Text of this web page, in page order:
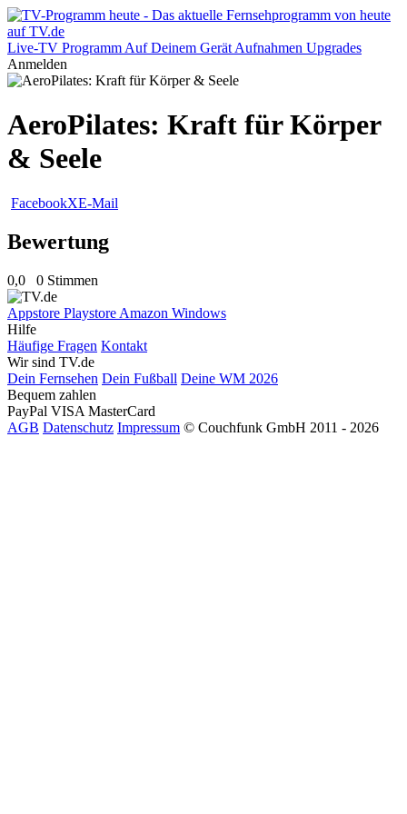
Live-TV Programm Auf Deinem Gerät Aufnahmen Upgrades
Anmelden
AeroPilates: Kraft für Körper
& Seele
FacebookXE-Mail
Bewertung
0,0 0 Stimmen
Appstore Playstore Amazon Windows
Hilfe
Häufige Fragen Kontakt
Wir sind TV.de
Dein Fernsehen Dein Fußball Deine WM 2026
Bequem zahlen
PayPal VISA MasterCard
AGB Datenschutz Impressum © Couchfunk GmbH 2011 - 2026